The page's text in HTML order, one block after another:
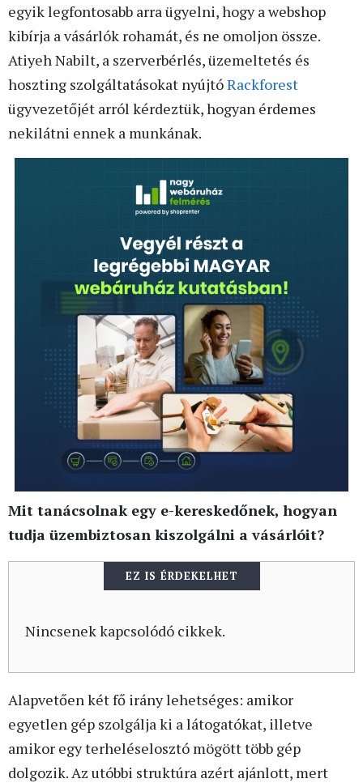
egyik legfontosabb arra ügyelni, hogy a webshop
kibírja a vásárlók rohamát, és ne omoljon össze.
Atiyeh Nabilt, a szerverbérlés, üzemeltetés és
hoszting szolgáltatásokat nyújtóRackforest
ügyvezetőjét arról kérdeztük, hogyan érdemes
nekilátni ennek a munkának.
Mit tanácsolnak egy e-kereskedőnek, hogyan
tudja üzembiztosan kiszolgálni a vásárlóit?
EZ IS ÉRDEKELHET
Nincsenek kapcsolódó cikkek.
Alapvetően két fő irány lehetséges: amikor
egyetlen gép szolgálja ki a látogatókat, illetve
amikor egy terheléselosztó mögött több gép
dolgozik. Az utóbbi struktúra azért ajánlott, mert